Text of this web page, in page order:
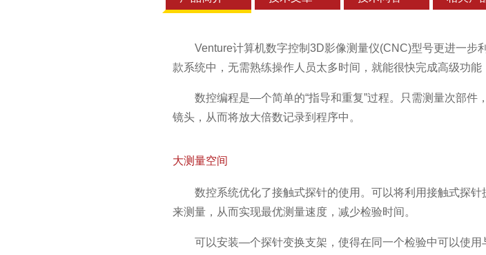
Venture计算机数字控制3D影像测量仪(CNC)型号更进一
款系统中，无需熟练操作人员太多时间，就能很快完成高级功能
数控编程是—个简单的“指导和重复”过程。只需测量次部
镜头，从而将放大倍数记录到程序中。
大测量空间
数控系统优化了接触式探针的使用。可以将利用接触式探
来测量，从而实现最优测量速度，减少检验时间。
可以安装—个探针变换支架，使得在同一个检验中可以使